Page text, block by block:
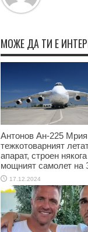
МОЖЕ ДА ТИ Е
Антонов Ан-225
тежкотоварният
апарат, строен
мощният самолет на
17.12.2024